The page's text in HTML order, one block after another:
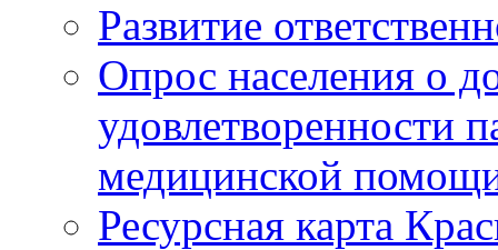
Развитие
Опрос населения о
удовлетворенности
медицинской
Ресурсная карта